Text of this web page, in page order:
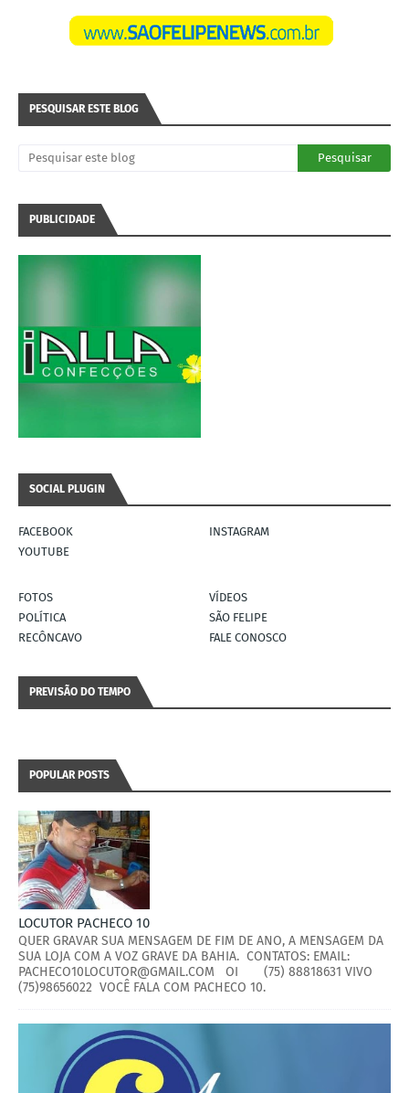
PESQUISAR ESTE BLOG
PUBLICIDADE
SOCIAL PLUGIN
FACEBOOK
INSTAGRAM
YOUTUBE
FOTOS
VÍDEOS
POLÍTICA
SÃO FELIPE
RECÔNCAVO
FALE CONOSCO
PREVISÃO DO TEMPO
POPULAR POSTS
LOCUTOR PACHECO 10
QUER GRAVAR SUA MENSAGEM DE FIM DE ANO, A MENSAGEM DA
SUA LOJA COM A VOZ GRAVE DA BAHIA. CONTATOS: EMAIL:
PACHECO10LOCUTOR@GMAIL.COM OI (75) 88818631 VIVO
(75)98656022 VOCÊ FALA COM PACHECO 10.